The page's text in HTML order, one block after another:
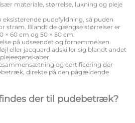
materiale, størrelse, lukning og pleje
pudefyldning, så puden
stram. Blandt de gængse størrelser er
× 60 cm og 50 × 50 cm.
på udseendet og fornemmelsen.
eller jacquard adskiller sig blandt andet
og certificering der
direkte på den pågældende
der til pudebetræk?